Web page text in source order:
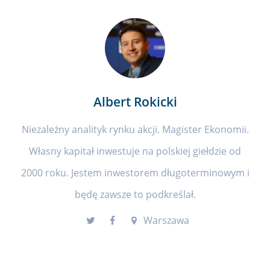
Albert Rokicki
Niezależny analityk rynku akcji. Magister Ekonomii.
Własny kapitał inwestuje na polskiej giełdzie od
2000 roku. Jestem inwestorem długoterminowym i
będę zawsze to podkreślał.
Warszawa